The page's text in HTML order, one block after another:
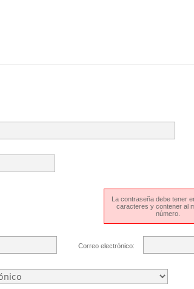
La contraseña debe tener
caracteres y contener al
número.
Correo electrónico: